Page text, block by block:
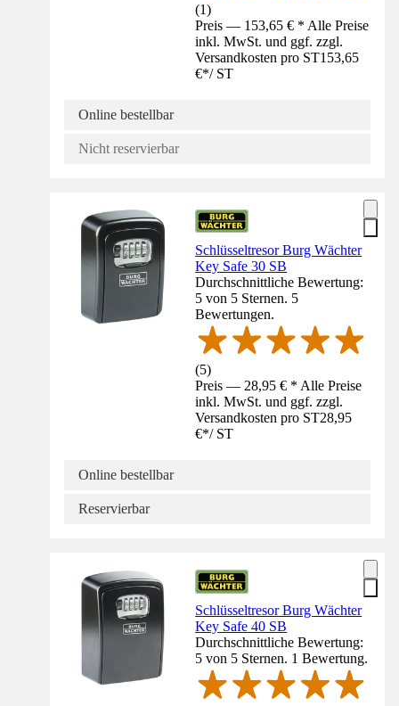
(1)
Preis — 153,65 € * Alle Preise
inkl. MwSt. und ggf. zzgl.
Versandkosten pro ST153,65
€*/ ST
Online bestellbar
Nicht reservierbar
Schlüsseltresor Burg Wächter
Key Safe 30 SB
Durchschnittliche Bewertung:
5 von 5 Sternen. 5
Bewertungen.
(5)
Preis — 28,95 € * Alle Preise
inkl. MwSt. und ggf. zzgl.
Versandkosten pro ST28,95
€*/ ST
Online bestellbar
Reservierbar
Schlüsseltresor Burg Wächter
Key Safe 40 SB
Durchschnittliche Bewertung:
5 von 5 Sternen. 1 Bewertung.